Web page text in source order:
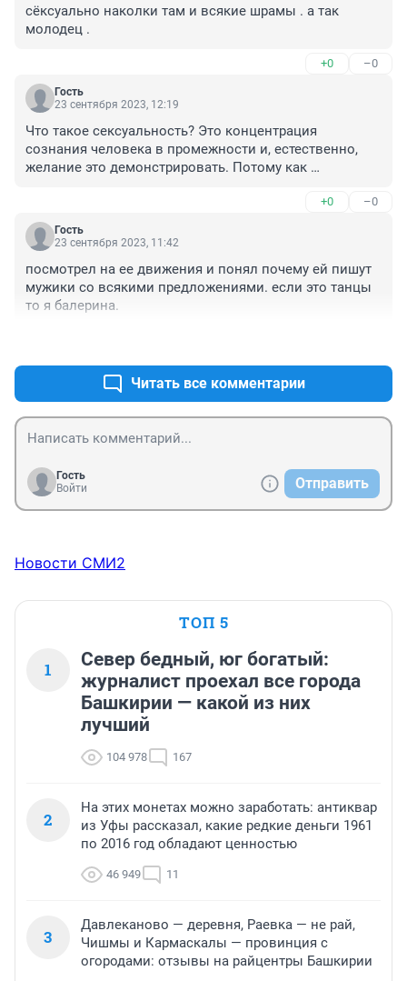
сёксуально наколки там и всякие шрамы . а так
молодец .
+0 –0
Гость
23 сентября 2023, 12:19
Что такое сексуальность? Это концентрация
сознания человека в промежности и, естественно,
желание это демонстрировать. Потому как
на эту волну, как на скейт, а дальше только движение
вниз, в выгребную яму. А вы с ними ещё и беседы
беседуете. Фу.....
+0 –0
Гость
23 сентября 2023, 11:42
посмотрел на ее движения и понял почему ей пишут
мужики со всякими предложениями. если это танцы
то я балерина.
Читать все комментарии
Гость
Войти
Отправить
Новости СМИ2
ТОП 5
1
Север бедный, юг богатый:
журналист проехал все города
Башкирии — какой из них
лучший
104 978 167
2
На этих монетах можно заработать: антиквар
из Уфы рассказал, какие редкие деньги 1961
по 2016 год обладают ценностью
46 949 11
3
Давлеканово — деревня, Раевка — не рай,
Чишмы и Кармаскалы — провинция с
огородами: отзывы на райцентры Башкирии